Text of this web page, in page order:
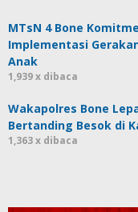
MTsN 4 Bone
Implementasi
Anak
1,939 x dibaca
Wakapolres Bone
Bertanding Besok di
1,363 x dibaca